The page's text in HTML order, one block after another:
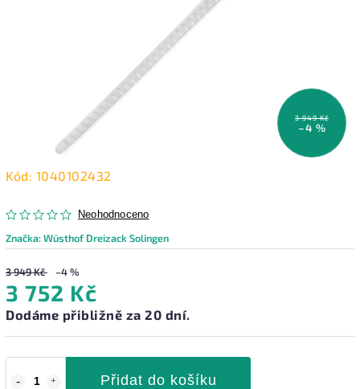
3 949 Kč
–4 %
Kód: 1040102432
Neohodnoceno
Značka:Wüsthof Dreizack Solingen
3 949 Kč –4 %
3 752 Kč
Dodáme přibližně za 20 dní.
Přidat do košíku